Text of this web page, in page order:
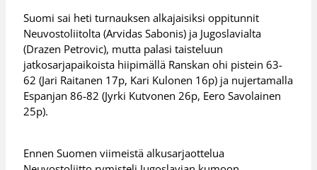
Suomi sai heti turnauksen alkajaisiksi oppitunnit
Neuvostoliitolta (Arvidas Sabonis) ja Jugoslavialta
(Drazen Petrovic), mutta palasi taisteluun
jatkosarjapaikoista hiipimällä Ranskan ohi pistein 63-
62 (Jari Raitanen 17p, Kari Kulonen 16p) ja nujertamalla
Espanjan 86-82 (Jyrki Kutvonen 26p, Eero Savolainen
25p).
Ennen Suomen viimeistä alkusarjaottelua